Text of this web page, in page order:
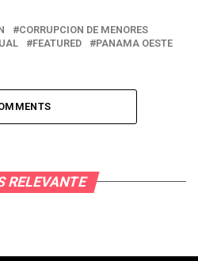
CORRUPCION DE MENORES
FEATURED
PANAMA OESTE
RELEVANTE